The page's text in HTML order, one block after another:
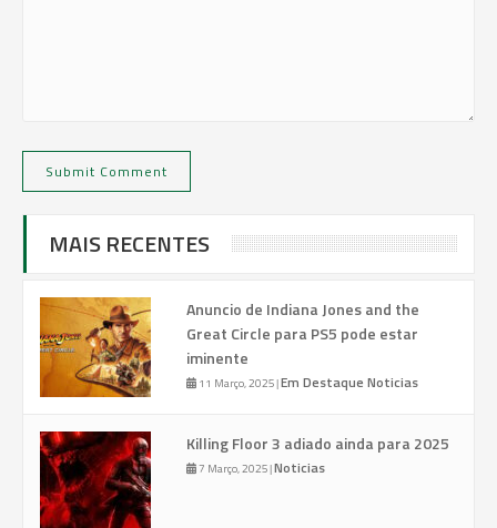
MAIS RECENTES
Anuncio de Indiana Jones and the
Great Circle para PS5 pode estar
iminente
11 Março, 2025|Em Destaque Noticias
Killing Floor 3 adiado ainda para 2025
7 Março, 2025|Noticias